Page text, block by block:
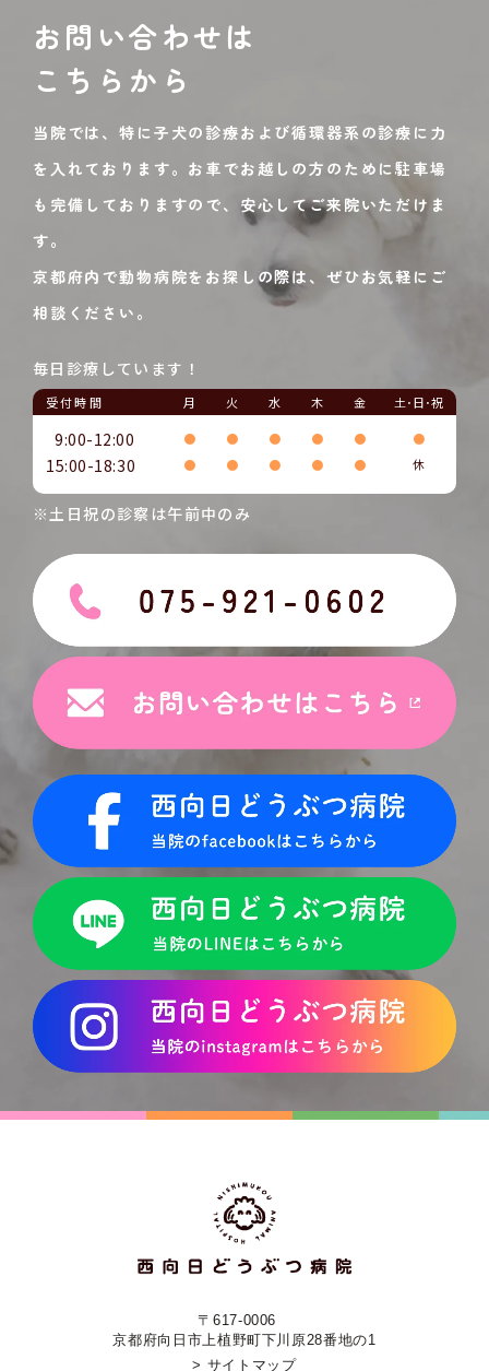
お問い合わせは
こちらから
当院では、特に子犬の診療および循環器系の診療に力
を入れております。お車でお越しの方のために駐車場
も完備しておりますので、安心してご来院いただけま
す。
京都府内で動物病院をお探しの際は、ぜひお気軽にご
相談ください。
毎日診療しています！
受付時間 月 火 水 木 金 土･日･祝
9:00-12:00 ● ● ● ● ● ●
15:00-18:30 ● ● ● ● ● 休
※土日祝の診察は午前中のみ
〒617-0006
京都府向日市上植野町下川原28番地の1
> サイトマップ